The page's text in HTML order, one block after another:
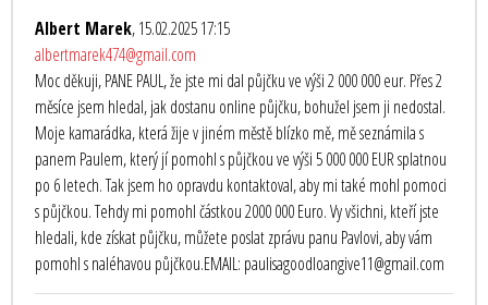
Albert Marek, 15.02.2025 17:15
albertmarek474@gmail.com
Moc děkuji, PANE PAUL, že jste mi dal půjčku ve výši 2 000 000 eur. Přes 2
měsíce jsem hledal, jak dostanu online půjčku, bohužel jsem ji nedostal.
Moje kamarádka, která žije v jiném městě blízko mě, mě seznámila s
panem Paulem, který jí pomohl s půjčkou ve výši 5 000 000 EUR splatnou
po 6 letech. Tak jsem ho opravdu kontaktoval, aby mi také mohl pomoci
s půjčkou. Tehdy mi pomohl částkou 2000 000 Euro. Vy všichni, kteří jste
hledali, kde získat půjčku, můžete poslat zprávu panu Pavlovi, aby vám
pomohl s naléhavou půjčkou.EMAIL: paulisagoodloangive11@gmail.com